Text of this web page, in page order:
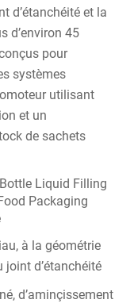
d’étanchéité et la
d’environ 45
pour
systèmes
utilisant
et un
de sachets
à la géométrie
joint d’étanchéité
d’aminçissement